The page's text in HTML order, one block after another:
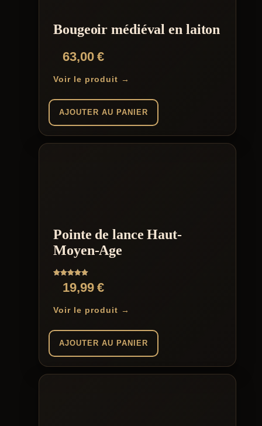
Bougeoir médiéval en laiton
63,00€
Voir le produit →
AJOUTER AU PANIER
Pointe de lance Haut-
Moyen-Age
Note19,99€
Voir le produit →
AJOUTER AU PANIER